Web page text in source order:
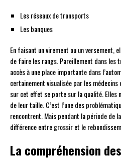
Les réseaux de transports
Les banques
En faisant un virement ou un versement,
de faire les rangs. Pareillement dans les
accès à une place importante dans
certainement visualisée par les
sur cet effet se porte sur la qualité. Elles
de leur taille. C’est l’une des
rencontrent. Mais pendant la période de
différence entre grossir et le
La compréhension